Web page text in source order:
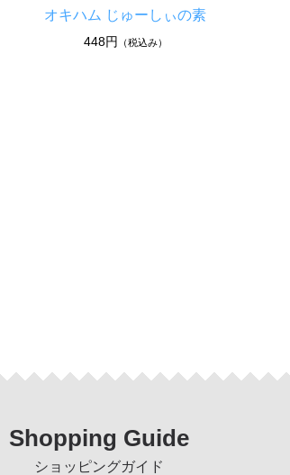
オキハム じゅーしぃの素
448円 （税込み）
Shopping Guide
ショッピングガイド